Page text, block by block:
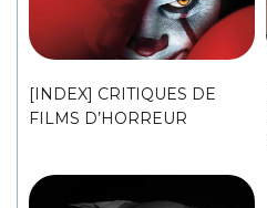
[INDEX] CRITIQUES DE
FILMS D’HORREUR